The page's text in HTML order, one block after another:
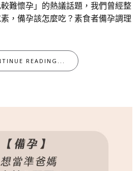
難懷孕」的熱議話題，我們曾經整
，備孕該怎麼吃？素食者備孕調理
READING...